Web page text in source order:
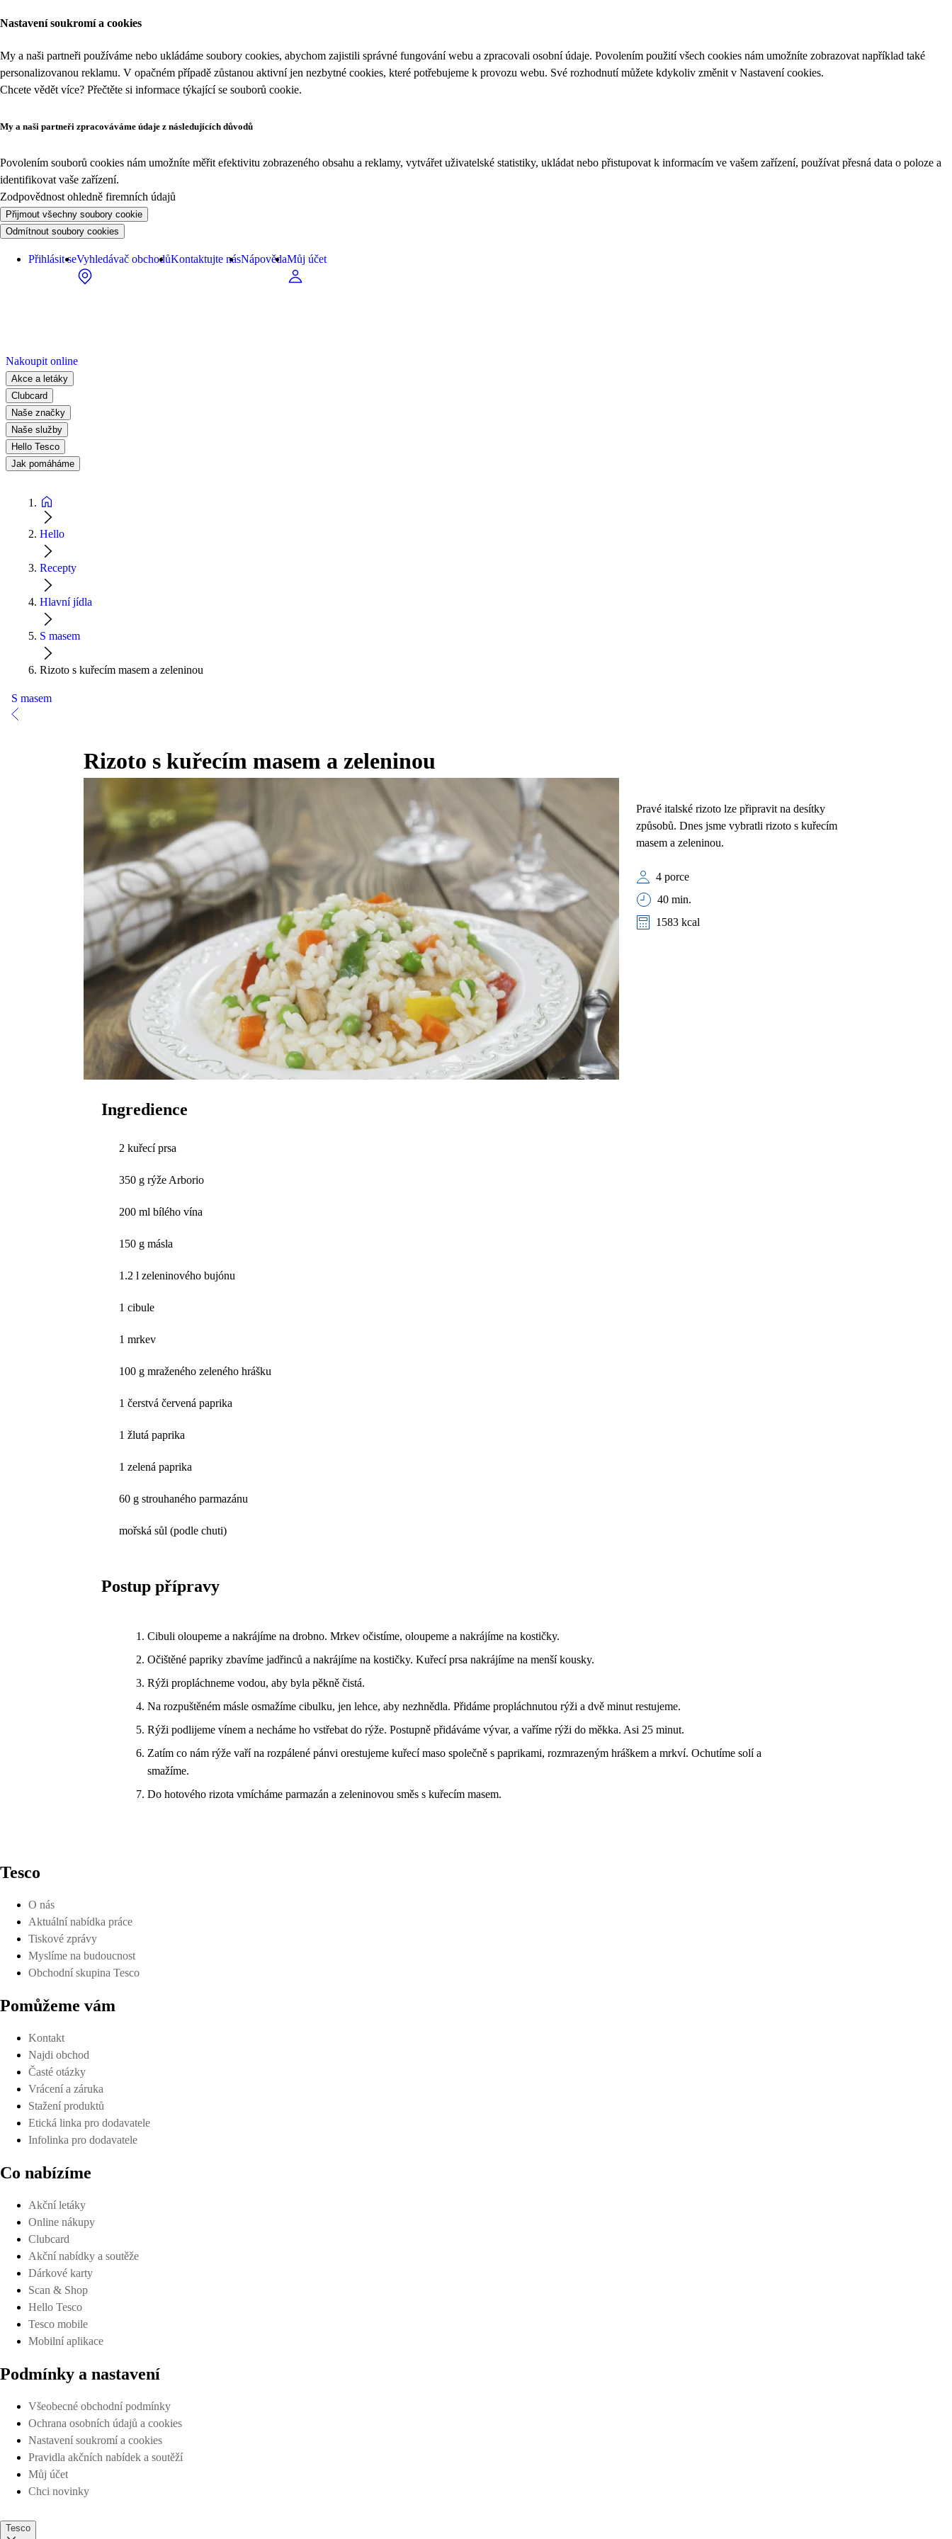
Nastavení soukromí a cookies
My a naši partneři používáme nebo ukládáme soubory cookies, abychom zajistili správné fungování webu a zpracovali osobní údaje. Povolením použití všech cookies nám umožníte zobrazovat například také
personalizovanou reklamu. V opačném případě zůstanou aktivní jen nezbytné cookies, které potřebujeme k provozu webu. Své rozhodnutí můžete kdykoliv změnit v Nastavení cookies.
Chcete vědět více? Přečtěte si informace týkající se souborů cookie.
My a naši partneři zpracováváme údaje z následujících důvodů
Povolením souborů cookies nám umožníte měřit efektivitu zobrazeného obsahu a reklamy, vytvářet uživatelské statistiky, ukládat nebo přistupovat k informacím ve vašem zařízení, používat přesná data o poloze a
identifikovat vaše zařízení.
Zodpovědnost ohledně firemních údajů
Přijmout všechny soubory cookie
Odmítnout soubory cookies
Přihlásit seVyhledávač obchodůKontaktujte násNápovědaMůj účet
Nakoupit online
Akce a letáky
Clubcard
Naše značky
Naše služby
Hello Tesco
Jak pomáháme
Hello
Recepty
Hlavní jídla
S masem
Rizoto s kuřecím masem a zeleninou
S masem
Rizoto s kuřecím masem a zeleninou
Pravé italské rizoto lze připravit na desítky
způsobů. Dnes jsme vybratli rizoto s kuřecím
masem a zeleninou.
4 porce
40 min.
1583 kcal
Ingredience
2 kuřecí prsa
350 g rýže Arborio
200 ml bílého vína
150 g másla
1.2 l zeleninového bujónu
1 cibule
1 mrkev
100 g mraženého zeleného hrášku
1 čerstvá červená paprika
1 žlutá paprika
1 zelená paprika
60 g strouhaného parmazánu
mořská sůl (podle chuti)
Postup přípravy
Cibuli oloupeme a nakrájíme na drobno. Mrkev očistíme, oloupeme a nakrájíme na kostičky.
Očištěné papriky zbavíme jadřinců a nakrájíme na kostičky. Kuřecí prsa nakrájíme na menší kousky.
Rýži propláchneme vodou, aby byla pěkně čistá.
Na rozpuštěném másle osmažíme cibulku, jen lehce, aby nezhnědla. Přidáme propláchnutou rýži a dvě minut restujeme.
Rýži podlijeme vínem a necháme ho vstřebat do rýže. Postupně přidáváme vývar, a vaříme rýži do měkka. Asi 25 minut.
Zatím co nám rýže vaří na rozpálené pánvi orestujeme kuřecí maso společně s paprikami, rozmrazeným hráškem a mrkví. Ochutíme solí a
smažíme.
Do hotového rizota vmícháme parmazán a zeleninovou směs s kuřecím masem.
Tesco
O nás
Aktuální nabídka práce
Tiskové zprávy
Myslíme na budoucnost
Obchodní skupina Tesco
Pomůžeme vám
Kontakt
Najdi obchod
Časté otázky
Vrácení a záruka
Stažení produktů
Etická linka pro dodavatele
Infolinka pro dodavatele
Co nabízíme
Akční letáky
Online nákupy
Clubcard
Akční nabídky a soutěže
Dárkové karty
Scan & Shop
Hello Tesco
Tesco mobile
Mobilní aplikace
Podmínky a nastavení
Všeobecné obchodní podmínky
Ochrana osobních údajů a cookies
Nastavení soukromí a cookies
Pravidla akčních nabídek a soutěží
Můj účet
Chci novinky
Tesco